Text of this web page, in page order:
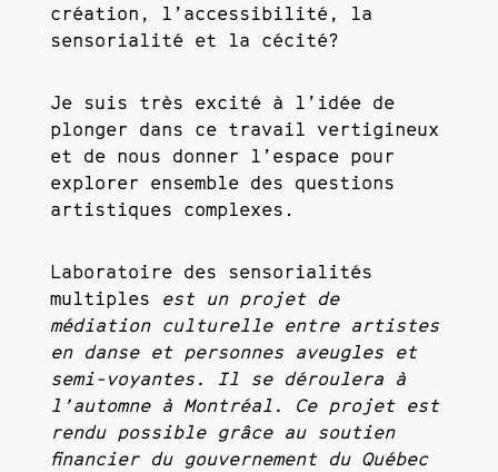
création, l’accessibilité, la
sensorialité et la cécité?
Je suis très excité à l’idée de
plonger dans ce travail vertigineux
et de nous donner l’espace pour
explorer ensemble des questions
artistiques complexes.
Laboratoire des sensorialités
multiples est un projet de
médiation culturelle entre artistes
en danse et personnes aveugles et
semi-voyantes. Il se déroulera à
l’automne à Montréal. Ce projet est
rendu possible grâce au soutien
financier du gouvernement du Québec